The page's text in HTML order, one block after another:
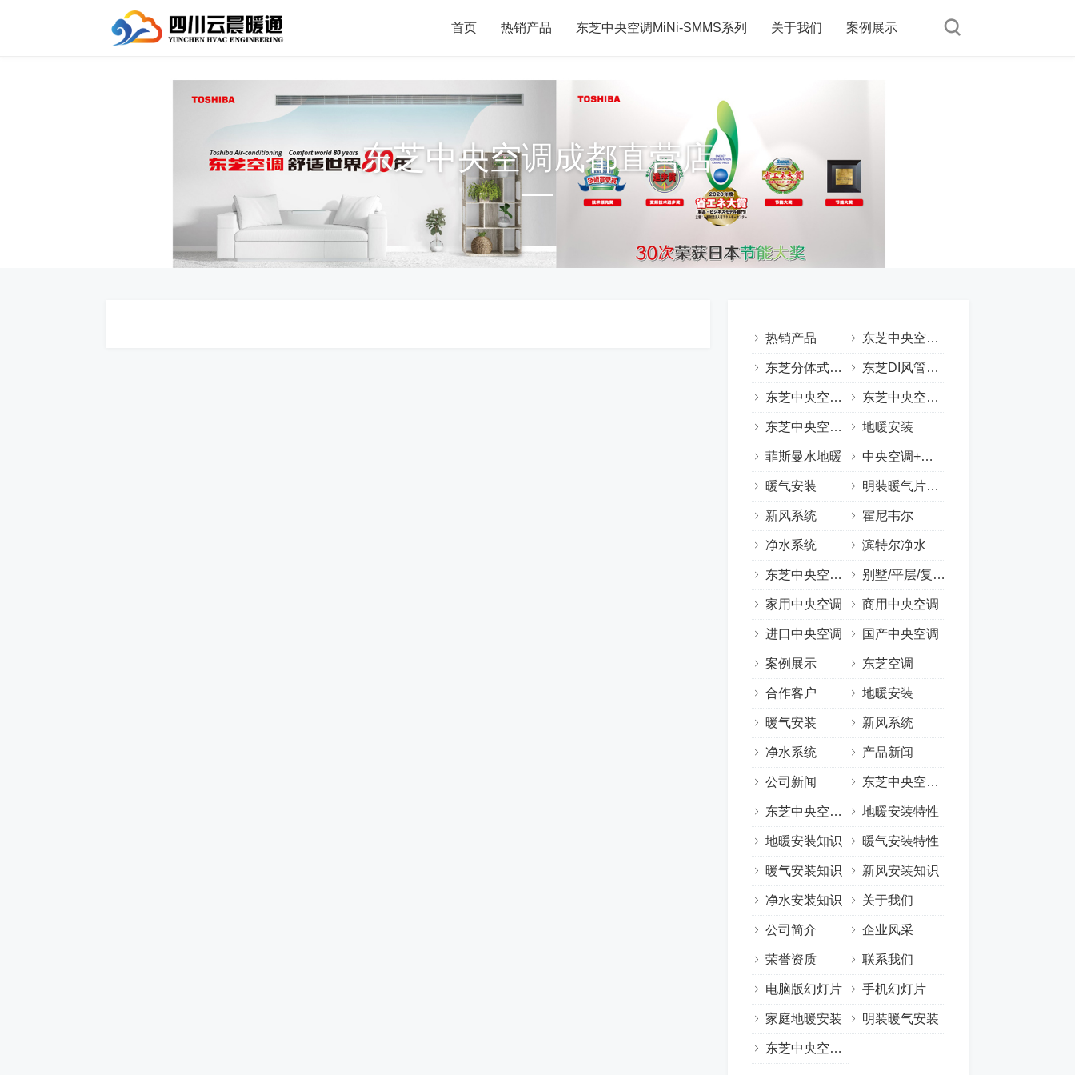
首页 热销产品 东芝中央空调MiNi-SMMS系列 关于我们 案例展示
东芝中央空调成都直营店
热销产品 东芝中央空调（按型号分）
东芝分体式挂机 东芝DI风管机系列
东芝中央空调MiNi-SMMS系列 东芝中央空调SUPER MMS-e/i/R系列
东芝中央空调SUPER MMS-U系列 地暖安装
菲斯曼水地暖 中央空调+地暖两联供
暖气安装 明装暖气片安装
新风系统 霍尼韦尔
净水系统 滨特尔净水
东芝中央空调（按用途分） 别墅/平层/复式空调
家用中央空调 商用中央空调
进口中央空调 国产中央空调
案例展示 东芝空调
合作客户 地暖安装
暖气安装 新风系统
净水系统 产品新闻
公司新闻 东芝中央空调特性
东芝中央空调知识 地暖安装特性
地暖安装知识 暖气安装特性
暖气安装知识 新风安装知识
净水安装知识 关于我们
公司简介 企业风采
荣誉资质 联系我们
电脑版幻灯片 手机幻灯片
家庭地暖安装 明装暖气安装
东芝中央空调专卖